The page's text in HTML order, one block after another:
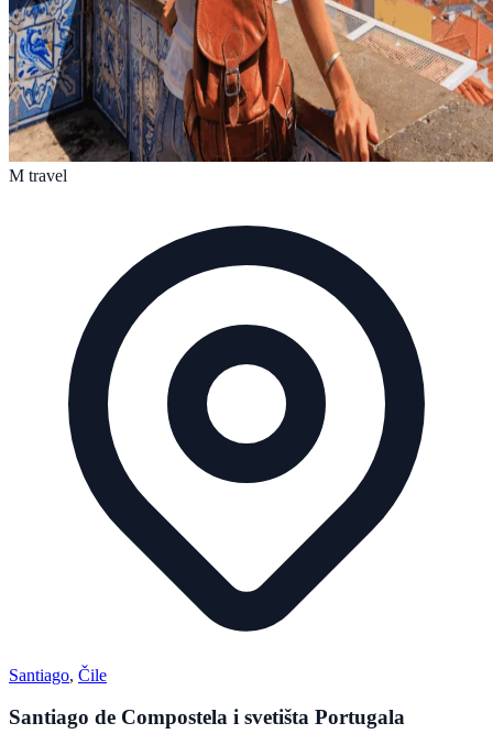
M travel
Santiago, Čile
Santiago de Compostela i svetišta Portugala